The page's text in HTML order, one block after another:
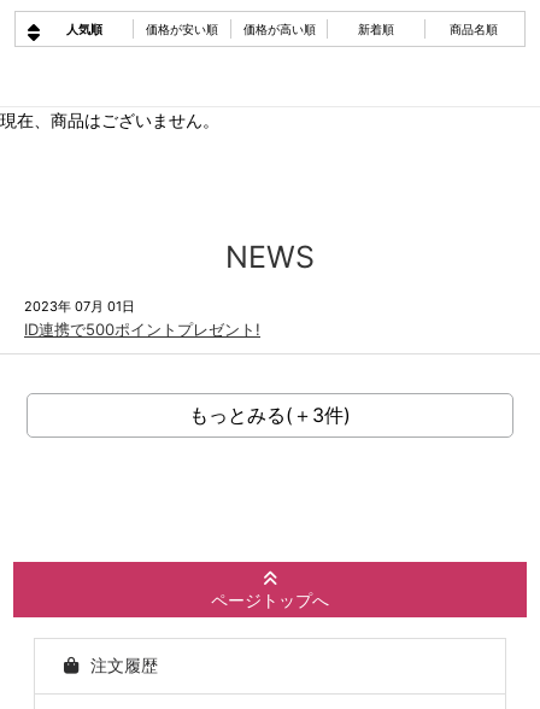
人気順 価格が安い順 価格が高い順 新着順 商品名順
現在、商品はございません。
NEWS
2023年 07月 01日
ID連携で500ポイントプレゼント!
もっとみる(＋3件)
ページトップへ
注文履歴